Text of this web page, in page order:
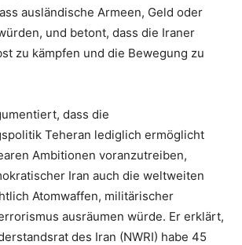
ausländische Armeen, Geld oder
und betont, dass die Iraner
zu kämpfen und die Bewegung zu
dass die
Teheran lediglich ermöglicht
Ambitionen voranzutreiben,
Iran auch die weltweiten
Atomwaffen, militärischer
ausräumen würde. Er erklärt,
des Iran (NWRI) habe 45